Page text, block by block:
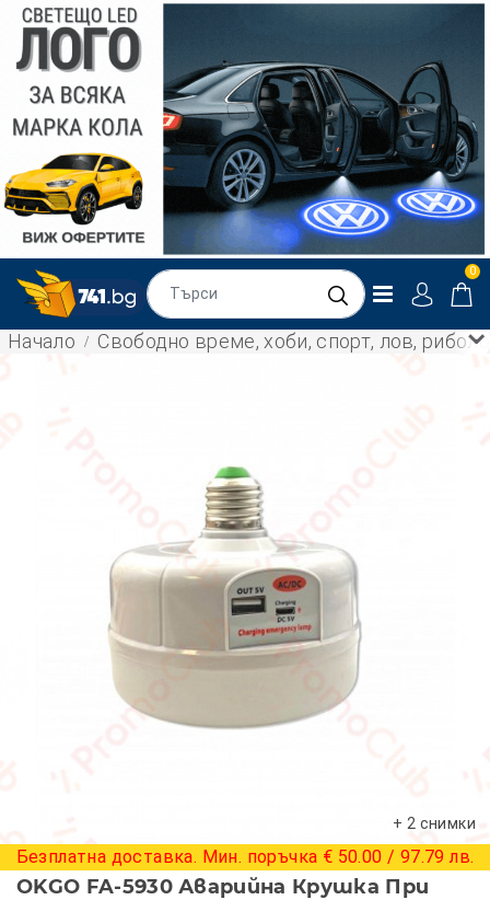
0
Начало Свободно време, хоби, спорт, лов,
+ 2 снимки
Безплатна доставка. Мин. поръчка € 50.00 / 97.79 лв.
OKGO FA-5930 Аварийна Крушка При